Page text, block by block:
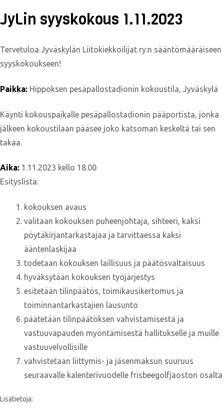
JyLin syyskokous 1.11.2023
Tervetuloa Jyväskylän Liitokiekkoilijat ry:n sääntömääräiseen
syyskokoukseen!
Paikka: Hippoksen pesäpallostadionin kokoustila, Jyväskylä
Käynti kokouspaikalle pesäpallostadionin pääportista, jonka
jälkeen kokoustilaan pääsee joko katsoman keskeltä tai sen
takaa.
Aika: 1.11.2023 kello 18.00
Esityslista:
kokouksen avaus
valitaan kokouksen puheenjohtaja, sihteeri, kaksi
pöytäkirjantarkastajaa ja tarvittaessa kaksi
ääntenlaskijaa
todetaan kokouksen laillisuus ja päätösvaltaisuus
hyväksytään kokouksen työjärjestys
esitetään tilinpäätös, toimikausikertomus ja
toiminnantarkastajien lausunto
päätetään tilinpäätöksen vahvistamisesta ja
vastuuvapauden myöntämisestä hallitukselle ja muille
vastuuvelvollisille
vahvistetaan liittymis- ja jäsenmaksun suuruus
seuraavalle kalenterivuodelle frisbeegolfjaoston osalta
Lisätietoja: